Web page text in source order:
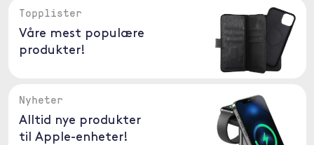
Topplister
Våre mest populære
produkter!
Nyheter
Alltid nye produkter
til Apple-enheter!